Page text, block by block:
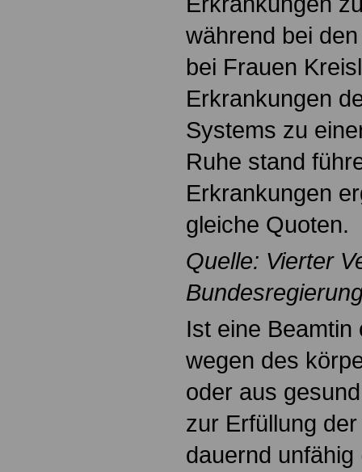
während bei
bei Frauen
Erkrankungen
Systems zu
Ruhe stand
Erkrankungen
gleiche Quoten.
Quelle: Vierter
Ist eine
wegen des
oder aus
zur Erfüllung
dauernd